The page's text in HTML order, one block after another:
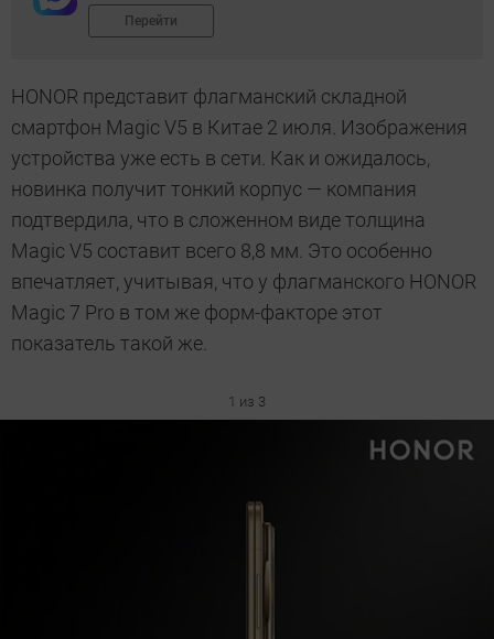
Перейти
HONOR представит флагманский складной
смартфон Magic V5 в Китае 2 июля. Изображения
устройства уже есть в сети. Как и ожидалось,
новинка получит тонкий корпус — компания
подтвердила, что в сложенном виде толщина
Magic V5 составит всего 8,8 мм. Это особенно
впечатляет, учитывая, что у флагманского HONOR
Magic 7 Pro в том же форм-факторе этот
показатель такой же.
1 из 3